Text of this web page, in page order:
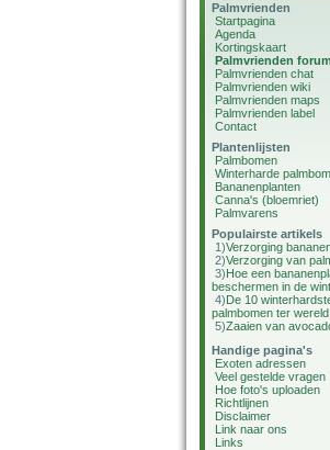
Palmvrienden
Startpagina
Agenda
Kortingskaart
Palmvrienden
Palmvrienden chat
Palmvrienden wiki
Palmvrienden maps
Palmvrienden label
Contact
Plantenlijsten
Palmbomen
Winterharde
Bananenplanten
Canna's (bloemriet)
Palmvarens
Populairste artikels
1)Verzorging
2)Verzorging van
3)Hoe een
beschermen in de
4)De 10
palmbomen ter wereld
5)Zaaien van
Handige pagina's
Exoten adressen
Veel gestelde vragen
Hoe foto's uploaden
Richtlijnen
Disclaimer
Link naar ons
Links